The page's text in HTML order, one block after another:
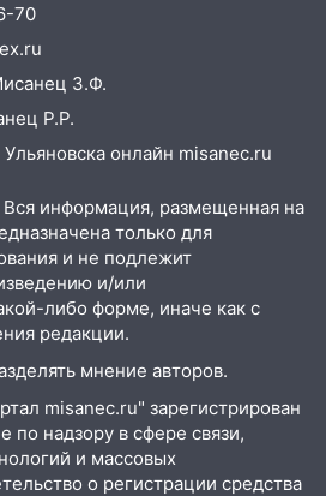
70
З.Ф.
Р.Р.
онлайн misanec.ru
информация, размещенная на
только для
и не подлежит
и/или
либо форме, иначе как с
редакции.
мнение авторов.
misanec.ru" зарегистрирован
по надзору в сфере связи,
и массовых
о регистрации средства